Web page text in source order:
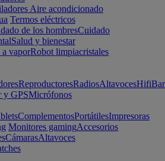
Aire acondicionado
Termos eléctricos
de los hombresCuidado
Salud y bienestar
vaporRobot limpiacristales
ReproductoresRadiosAltavocesHifi
y GPSMicrófonos
ComplementosPortátilesImpresoras
Monitores gamingAccesorios
CámarasAltavoces